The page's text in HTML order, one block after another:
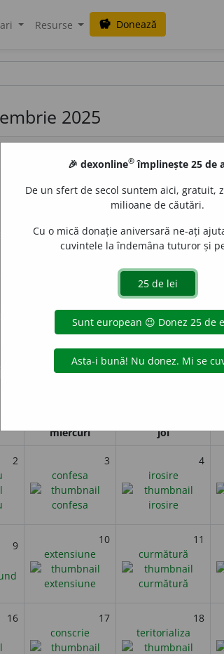
Resurse savings Donează
2025
Referitor la pătrat; de formă
Ildefons Cerdà, inginer, urbanist, arhitect,
orașului Barcelona.
miercuri joi
2
3
confesa
4
irosire
9
10
extensiune
11
curmătură
16
17
conscrie
18
teritorializa
🎉 dexonline® împlinește 25 de
De un sfert de secol suntem aici, gratuit,
milioane de căutări.
Cu o mică donație aniversară ne-ați
cuvintele la îndemâna tuturor și